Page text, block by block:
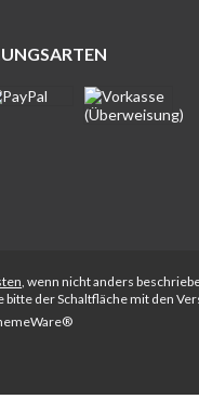
, wenn nicht anders
der Schaltfläche mit den